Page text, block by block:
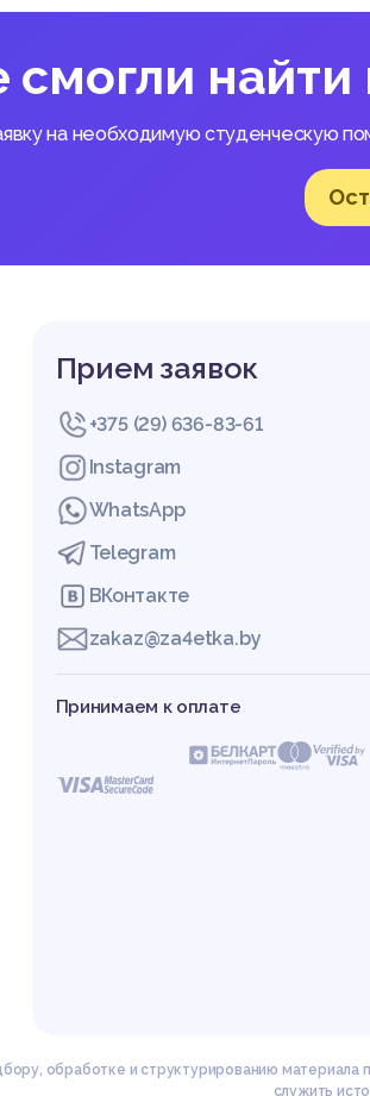
смогли
на необходимую студенческую
Прием заявок
+375 (29) 636-83-61
Instagram
WhatsApp
Telegram
ВКонтакте
zakaz@za4etka.by
Принимаем к оплате
обработке и структурированию
служить